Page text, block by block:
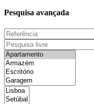
Pesquisa avançada